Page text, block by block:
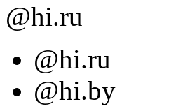
@hi.ru
@hi.ru
@hi.by